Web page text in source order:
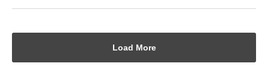
Load More